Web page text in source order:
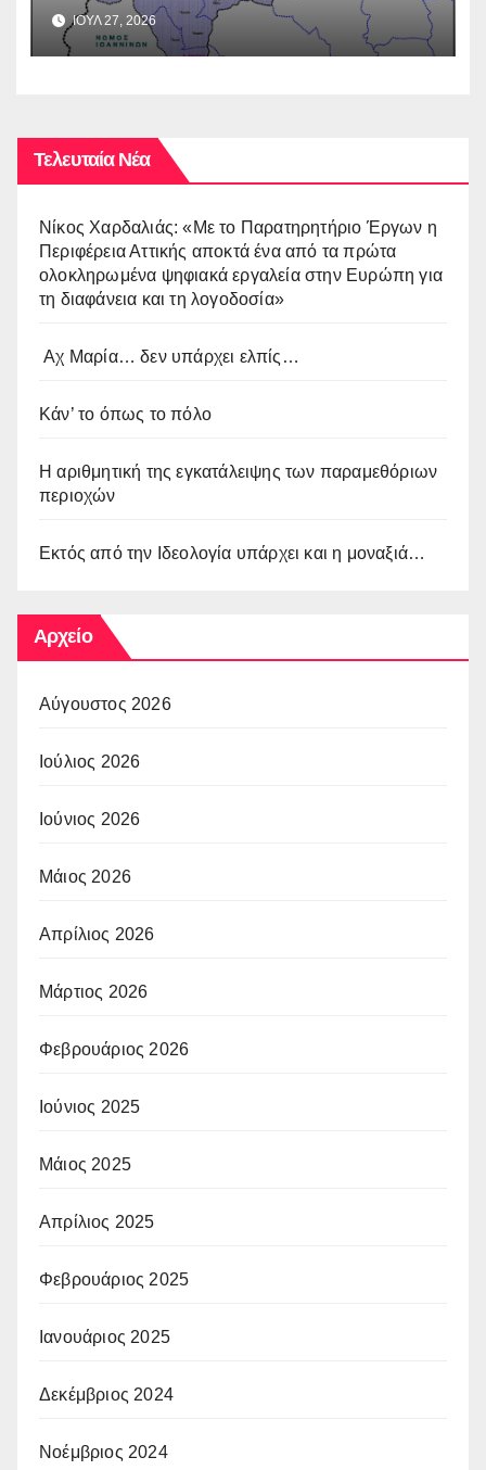
ΙΟΥΛ 27, 2026
Τελευταία Νέα
Νίκος Χαρδαλιάς: «Με το Παρατηρητήριο Έργων η
Περιφέρεια Αττικής αποκτά ένα από τα πρώτα
ολοκληρωμένα ψηφιακά εργαλεία στην Ευρώπη για
τη διαφάνεια και τη λογοδοσία»
Αχ Μαρία… δεν υπάρχει ελπίς…
Κάν’ το όπως το πόλο
Η αριθμητική της εγκατάλειψης των παραμεθόριων
περιοχών
Εκτός από την Ιδεολογία υπάρχει και η μοναξιά…
Αρχείο
Αύγουστος 2026
Ιούλιος 2026
Ιούνιος 2026
Μάιος 2026
Απρίλιος 2026
Μάρτιος 2026
Φεβρουάριος 2026
Ιούνιος 2025
Μάιος 2025
Απρίλιος 2025
Φεβρουάριος 2025
Ιανουάριος 2025
Δεκέμβριος 2024
Νοέμβριος 2024